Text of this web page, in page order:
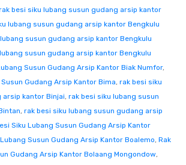
besi siku lubang susun gudang arsip kantor
lubang susun gudang arsip kantor Bengkulu
susun gudang arsip kantor Bengkulu
susun gudang arsip kantor Bengkulu
Susun Gudang Arsip Kantor Biak Numfor,
Gudang Arsip Kantor Bima, rak besi siku
kantor Binjai, rak besi siku lubang susun
, rak besi siku lubang susun gudang arsip
Siku Lubang Susun Gudang Arsip Kantor
Susun Gudang Arsip Kantor Boalemo, Rak
Gudang Arsip Kantor Bolaang Mongondow,